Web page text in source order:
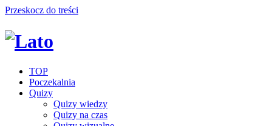
Przeskocz do treści
TOP
Poczekalnia
Quizy
Quizy wiedzy
Quizy na czas